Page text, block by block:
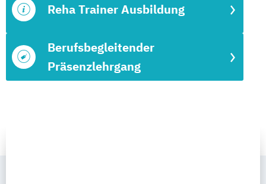
Berufsbegleitender
Präsenzlehrgang
Reha Trainer Ausbildung